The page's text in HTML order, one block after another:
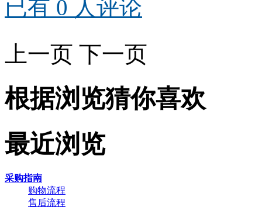
已有 0 人评论
上一页 下一页
根据浏览猜你喜欢
最近浏览
采购指南
购物流程
售后流程